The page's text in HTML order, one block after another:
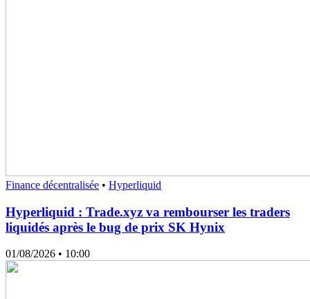
Finance décentralisée • Hyperliquid
Hyperliquid : Trade.xyz va rembourser les traders
liquidés après le bug de prix SK Hynix
01/08/2026 • 10:00